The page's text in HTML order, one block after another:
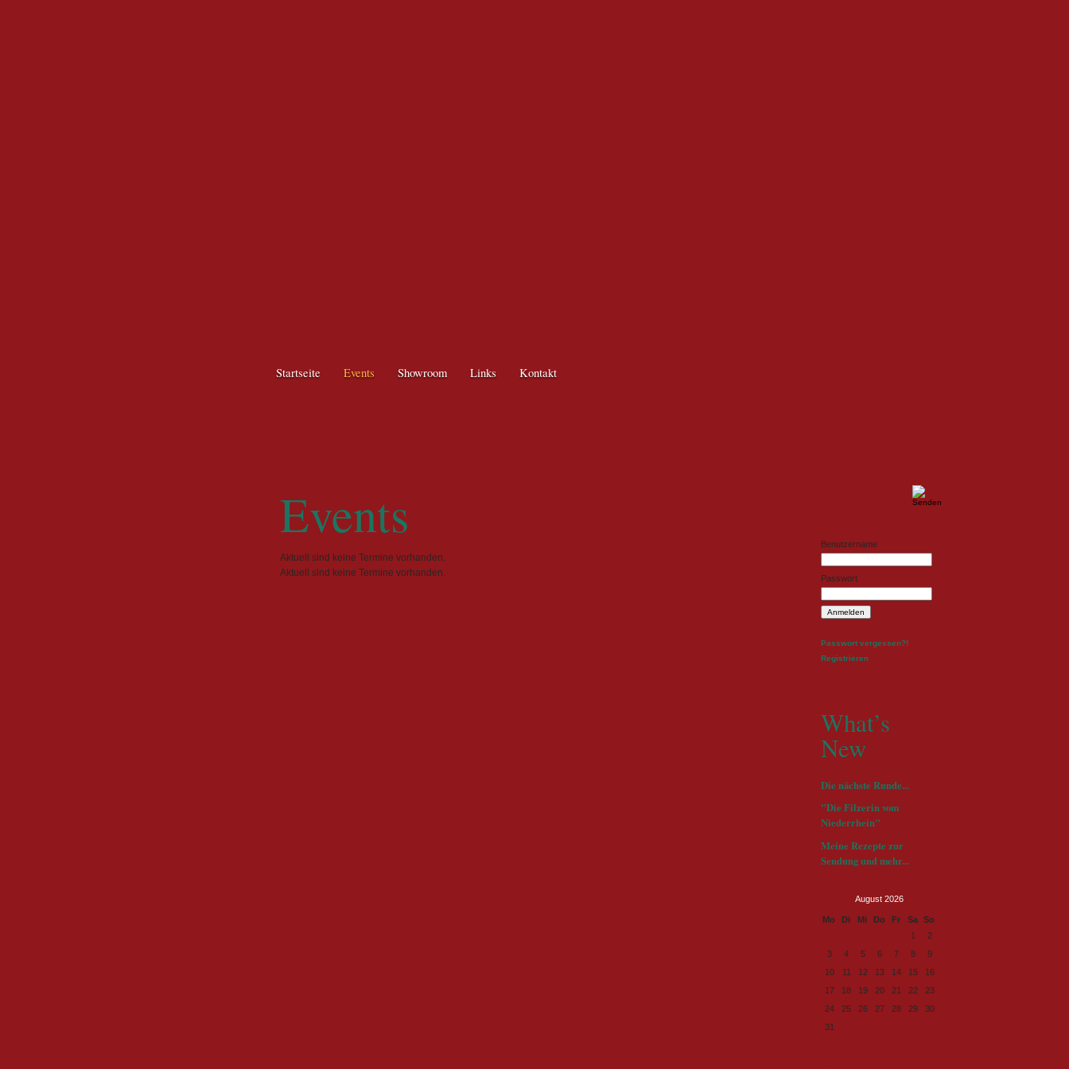
Navigation
überspringen
Startseite Events Showroom Links
Kontakt
Events
Aktuell sind keine Termine vorhanden.
Aktuell sind keine Termine vorhanden.
Benutzername
Passwort
Passwort vergessen?!
Registrieren
What’s
New
Die nächste Runde...
"Die Filzerin vom
Niederrhein"
Meine Rezepte zur
Sendung und mehr...
August 2026
Montag
Dienstag
Mittwoch
Donnerstag
Freitag
Samstag
Sonntag
1
2
3
4 5 6 7 8
9
10
11 12 13 14 15
16
17
18 19 20 21 22
23
24
25 26 27 28 29
30
31